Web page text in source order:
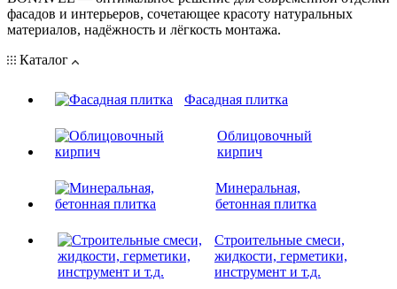
фасадов и интерьеров, сочетающее красоту натуральных
материалов, надёжность и лёгкость монтажа.
Каталог
Фасадная плитка
Облицовочный
кирпич
Минеральная,
бетонная плитка
Строительные смеси,
жидкости, герметики,
инструмент и т.д.